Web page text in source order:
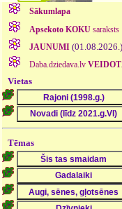
Sākumlapa
Apsekoto KOKUsaraksts
JAUNUMI (01.08.2026.)
Daba.dziedava.lv
Vietas
Tēmas